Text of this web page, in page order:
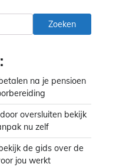
Zoeken
na je pensioen
oversluiten bekijk
nu zelf
de gids over de
jou werkt